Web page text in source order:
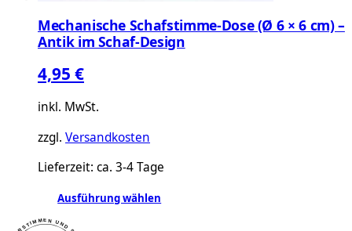
Mechanische Schafstimme-Dose (Ø 6 × 6 cm) –
Antik im Schaf-Design
4,95 €
inkl. MwSt.
zzgl. Versandkosten
Lieferzeit: ca. 3-4 Tage
Ausführung wählen